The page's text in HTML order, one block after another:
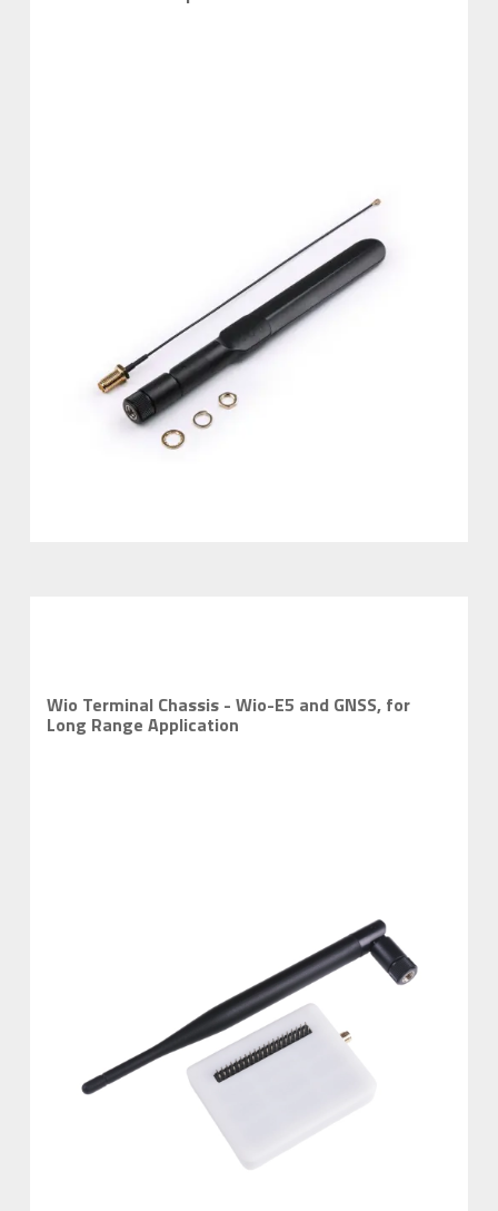
Wio Terminal Chassis - Wio-E5 and GNSS, for
Long Range Application